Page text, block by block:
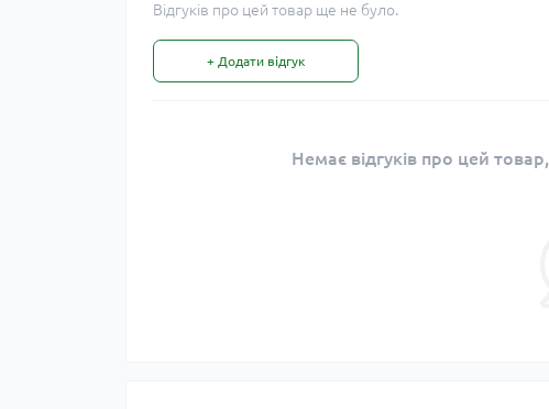
Відгуків про цей товар ще не було.
+ Додати відгук
Немає відгуків про цей